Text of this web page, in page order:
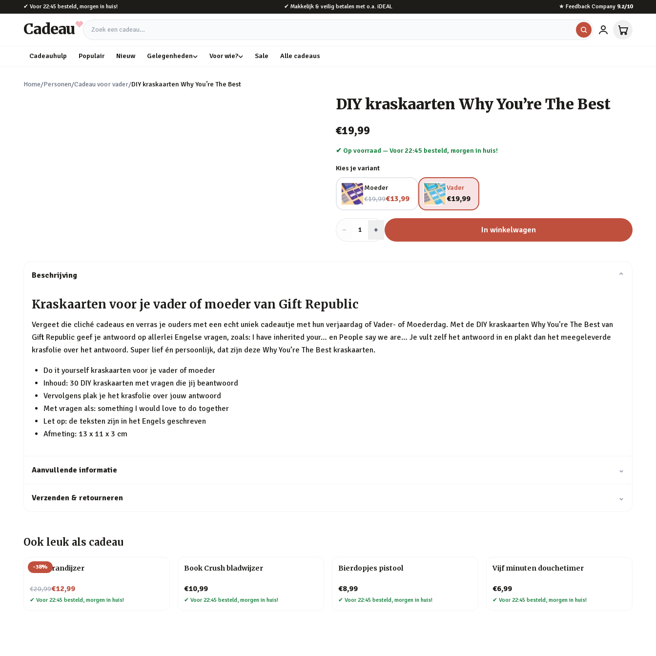
Naar hoofdinhoud
✔ Voor 22:45 besteld, morgen in huis! ✔ Makkelijk & veilig betalen met o.a. iDEAL ★ Feedback Company 9.2/10
Cadeau Zoek een cadeau
Cadeauhulp Populair Nieuw Gelegenheden Voor wie? Sale Alle cadeaus
Home/Personen/Cadeau voor vader/DIY kraskaarten Why You’re The Best
DIY kraskaarten Why You’re The Best
€19,99
✔ Op voorraad —Voor 22:45 besteld, morgen in huis!
Kies je variant
Moeder
€19,99
Nu voor€13,99
Vader
€19,99
− Aantal
1 + In winkelwagen
Beschrijving ⌄
Kraskaarten voor je vader of moeder van Gift Republic
Vergeet die cliché cadeaus en verras je ouders met een echt uniek cadeautje met hun verjaardag of Vader- of Moederdag. Met de DIY kraskaarten Why You’re The Best van
Gift Republic geef je antwoord op allerlei Engelse vragen, zoals: I have inherited your… en People say we are… Je vult zelf het antwoord in en plakt dan het meegeleverde
krasfolie over het antwoord. Super lief én persoonlijk, dat zijn deze Why You’re The Best kraskaarten.
Do it yourself kraskaarten voor je vader of moeder
Inhoud: 30 DIY kraskaarten met vragen die jij beantwoord
Vervolgens plak je het krasfolie over jouw antwoord
Met vragen als: something I would love to do together
Let op: de teksten zijn in het Engels geschreven
Afmeting: 13 x 11 x 3 cm
Aanvullende informatie ⌄
Verzenden & retourneren ⌄
Ook leuk als cadeau
-38%
BBQ brandijzer
€20,99
Nu voor€12,99
✔ Voor 22:45 besteld, morgen in huis!
Book Crush bladwijzer
€10,99
✔ Voor 22:45 besteld, morgen in huis!
Bierdopjes pistool
€8,99
✔ Voor 22:45 besteld, morgen in huis!
Vijf minuten douchetimer
€6,99
✔ Voor 22:45 besteld, morgen in huis!